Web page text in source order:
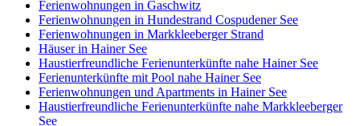
Ferienwohnungen in Gaschwitz
Ferienwohnungen in Hundestrand Cospudener See
Ferienwohnungen in Markkleeberger Strand
Häuser in Hainer See
Haustierfreundliche Ferienunterkünfte nahe Hainer See
Ferienunterkünfte mit Pool nahe Hainer See
Ferienwohnungen und Apartments in Hainer See
Haustierfreundliche Ferienunterkünfte nahe Markkleeberger
See